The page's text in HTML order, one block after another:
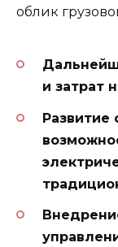
облик
и затрат
Развитие